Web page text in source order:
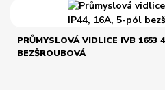
PRŮMYSLOVÁ VIDLICE IVB 1653
BEZŠROUBOVÁ